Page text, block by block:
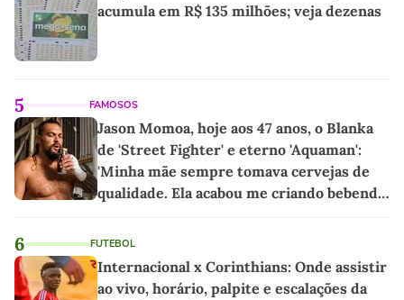
acumula em R$ 135 milhões; veja dezenas
5 FAMOSOS
Jason Momoa, hoje aos 47 anos, o Blanka
de 'Street Fighter' e eterno 'Aquaman':
'Minha mãe sempre tomava cervejas de
qualidade. Ela acabou me criando bebendo
6 FUTEBOL
Internacional x Corinthians: Onde assistir
ao vivo, horário, palpite e escalações da